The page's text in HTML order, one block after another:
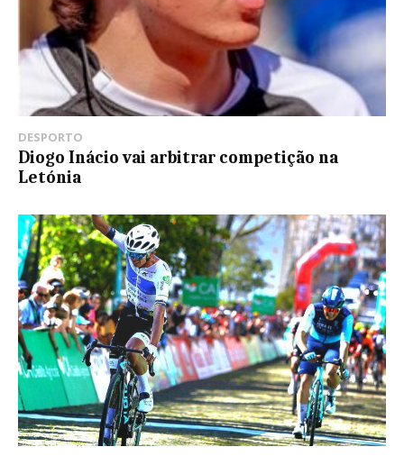
DESPORTO
Diogo Inácio vai arbitrar competição na
Letónia